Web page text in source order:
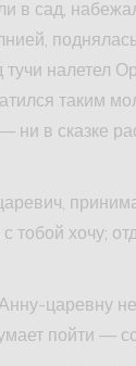
в сад,
тучи налетел
таким
ни в сказке
тобой хочу;
царевну не
пойти —